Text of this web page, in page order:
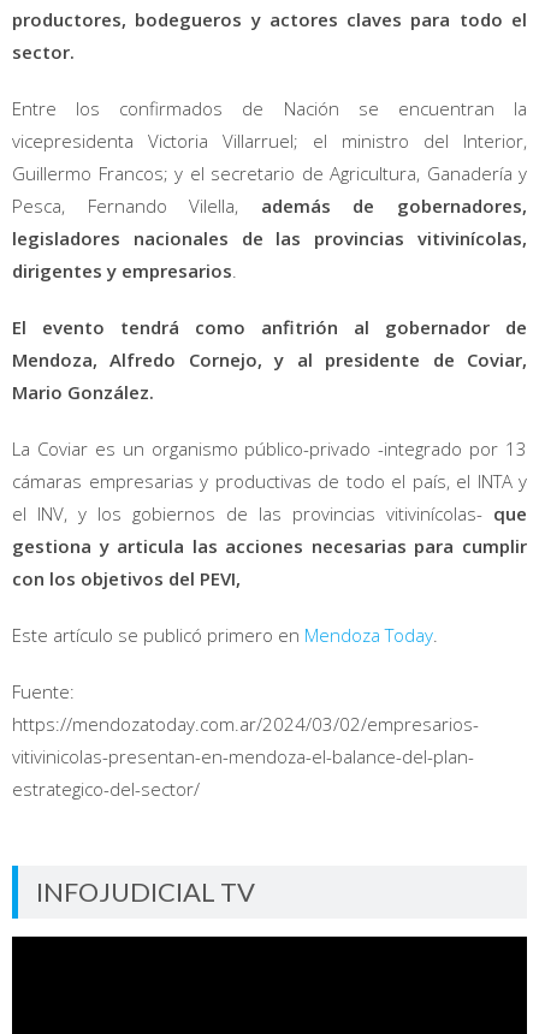
productores, bodegueros y actores claves para todo el
sector.
Entre los confirmados de Nación se encuentran la
vicepresidenta Victoria Villarruel; el ministro del Interior,
Guillermo Francos; y el secretario de Agricultura, Ganadería y
Pesca, Fernando Vilella, además de gobernadores,
legisladores nacionales de las provincias vitivinícolas,
dirigentes y empresarios
El evento tendrá como anfitrión al gobernador de
Mendoza, Alfredo Cornejo, y al presidente de Coviar,
Mario González.
La Coviar es un organismo público-privado -integrado por 13
cámaras empresarias y productivas de todo el país, el INTA y
el INV, y los gobiernos de las provincias vitivinícolas- que
gestiona y articula las acciones necesarias para cumplir
con los objetivos del PEVI,
Este artículo se publicó primero en Mendoza Today
Fuente:
https://mendozatoday.com.ar/2024/03/02/empresarios-
vitivinicolas-presentan-en-mendoza-el-balance-del-plan-
estrategico-del-sector/
INFOJUDICIAL TV